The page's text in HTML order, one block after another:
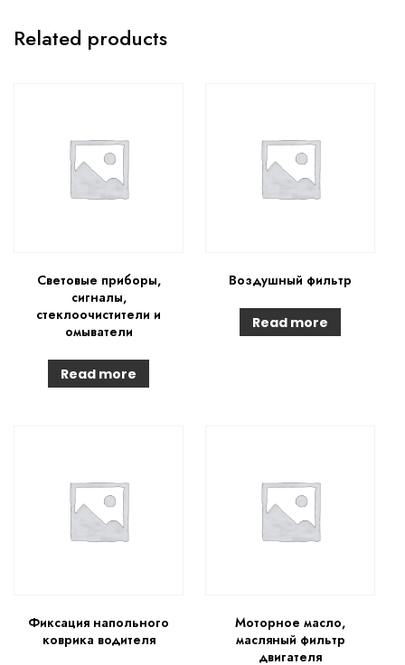
Related products
Световые приборы,
сигналы,
стеклоочистители и
омыватели
Read more
Воздушный фильтр
Read more
Фиксация напольного
коврика водителя
Моторное масло,
масляный фильтр
двигателя